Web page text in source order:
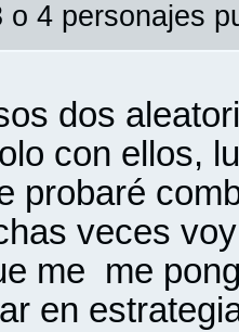
o 4 personajes
dos
con ellos,
probaré
veces
me me
en